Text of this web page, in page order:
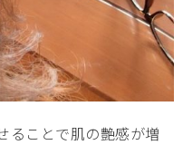
ることで肌の艶感が増